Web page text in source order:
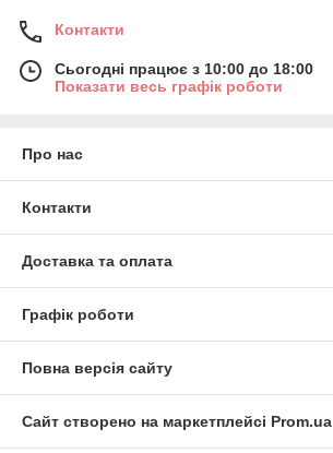
Контакти
Сьогодні працює з 10:00 до 18:00
Показати весь графік роботи
Про нас
Контакти
Доставка та оплата
Графік роботи
Повна версія сайту
Сайт створено на маркетплейсі Prom.ua